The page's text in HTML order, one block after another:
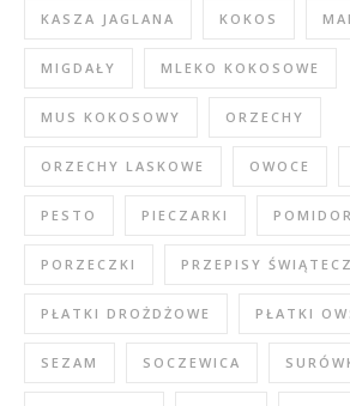
KASZA JAGLANA KOKOS
MIGDAŁY MLEKO KOKOSOWE
MUS KOKOSOWY ORZECHY
ORZECHY LASKOWE OWOCE
PESTO PIECZARKI
PORZECZKI PRZEPISY
PŁATKI DROŻDŻOWE PŁATKI
SEZAM SOCZEWICA